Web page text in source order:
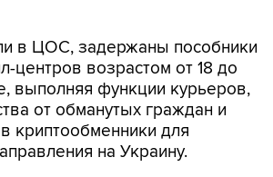
в ЦОС, задержаны пособники
центров возрастом от 18 до
выполняя функции курьеров,
от обманутых граждан и
криптообменники для
на Украину.